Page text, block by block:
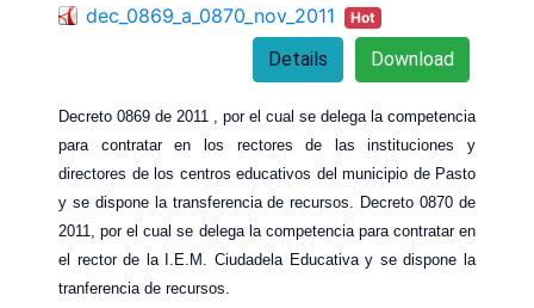
dec_0869_a_0870_nov_2011 Hot
Download
Details
Decreto 0869 de 2011 , por el cual se delega la competencia
para contratar en los rectores de las instituciones y
directores de los centros educativos del municipio de Pasto
y se dispone la transferencia de recursos. Decreto 0870 de
2011, por el cual se delega la competencia para contratar en
el rector de la I.E.M. Ciudadela Educativa y se dispone la
tranferencia de recursos.